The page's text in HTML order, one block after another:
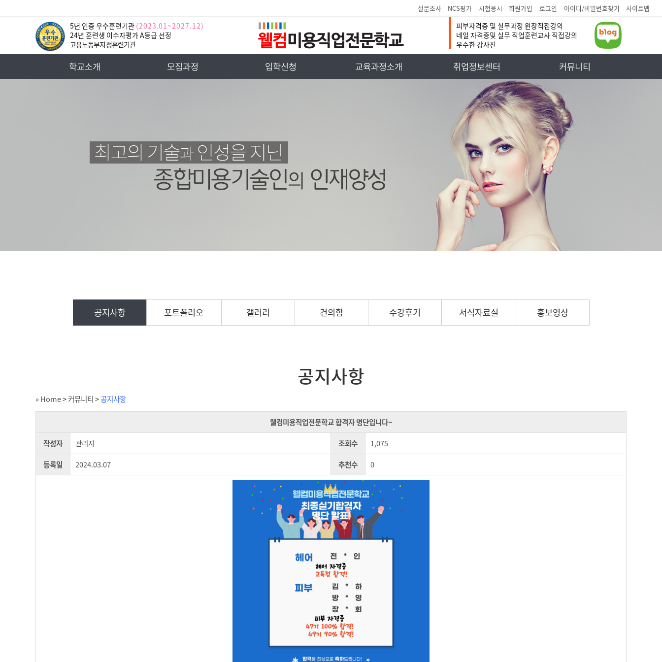
설문조사 NCS평가 시험응시 회원가입 로그인 아이디/비밀번호찾기 사이트맵
5년 인증 우수훈련기관 (2023.01~2027.12)
24년 훈련생 이수자평가 A등급 선정
고용노동부지정훈련기관
피부자격증 및 실무과정 원장직접강의
네일 자격증및 실무 직업훈련교사 직접강의
우수한 강사진
학교소개 모집과정 입학신청 교육과정소개 취업정보센터 커뮤니티
공지사항 포트폴리오 갤러리 건의함 수강후기 서식자료실 홍보영상
공지사항
» Home>커뮤니티>공지사항
웰컴미용직업전문학교 합격자 명단입니다~
작성자
관리자 조회수
1,075
등록일
2024.03.07 추천수 0